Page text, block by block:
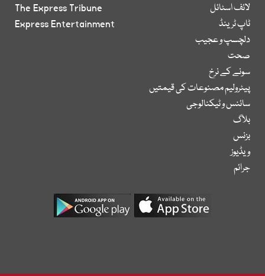
لائف اسٹائل
ٹاپ ٹرینڈ
دلچسپ و عجیب
صحت
سونے کے نرخ
پیٹرولیم مصنوعات کی قیمتیں
سائنس و ٹیکنالوجی
بلاگ
بزنس
ویڈیوز
جرائم
The Express Tribune
Express Entertainment